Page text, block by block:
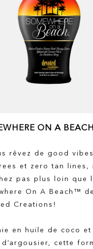
ON A BEACH
rêvez de good
et zero tan lines,
pas plus loin que
On A Beach™ de
Creations!
en huile de coco et
d’argousier, cette